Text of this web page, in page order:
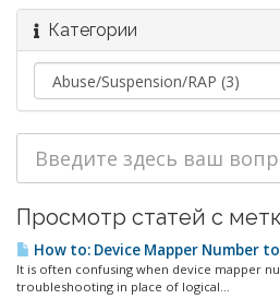
Категории
Просмотр статей с
How to: Device Mapper Number to
It is often confusing when device mapper
troubleshooting in place of logical...